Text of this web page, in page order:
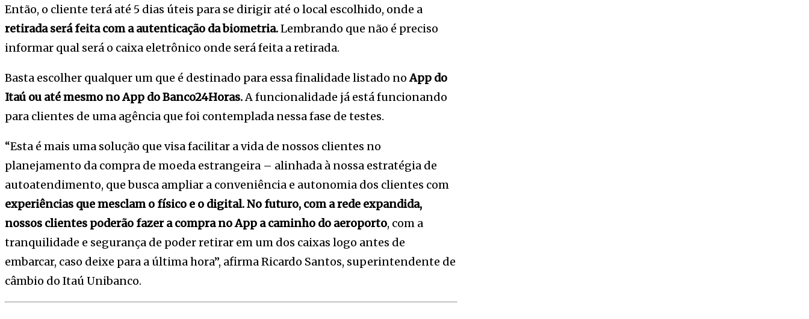
Então, o cliente terá até 5 dias úteis para se dirigir até o local escolhido, onde a
retirada será feita com a autenticação da biometria.Lembrando que não é preciso
informar qual será o caixa eletrônico onde será feita a retirada.
Basta escolher qualquer um que é destinado para essa finalidade listado noApp do
Itaú ou até mesmo no App do Banco24Horas.A funcionalidade já está funcionando
para clientes de uma agência que foi contemplada nessa fase de testes.
“Esta é mais uma solução que visa facilitar a vida de nossos clientes no
planejamento da compra de moeda estrangeira – alinhada à nossa estratégia de
autoatendimento, que busca ampliar a conveniência e autonomia dos clientes com
experiências que mesclam o físico e o digital. No futuro, com a rede expandida,
nossos clientes poderão fazer a compra no App a caminho do aeroporto, com a
tranquilidade e segurança de poder retirar em um dos caixas logo antes de
embarcar, caso deixe para a última hora”, afirma Ricardo Santos, superintendente de
câmbio do Itaú Unibanco.